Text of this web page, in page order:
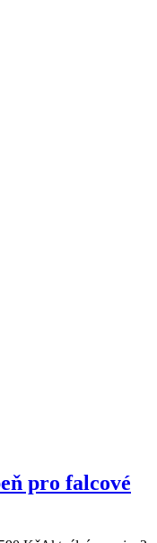
pro falcové